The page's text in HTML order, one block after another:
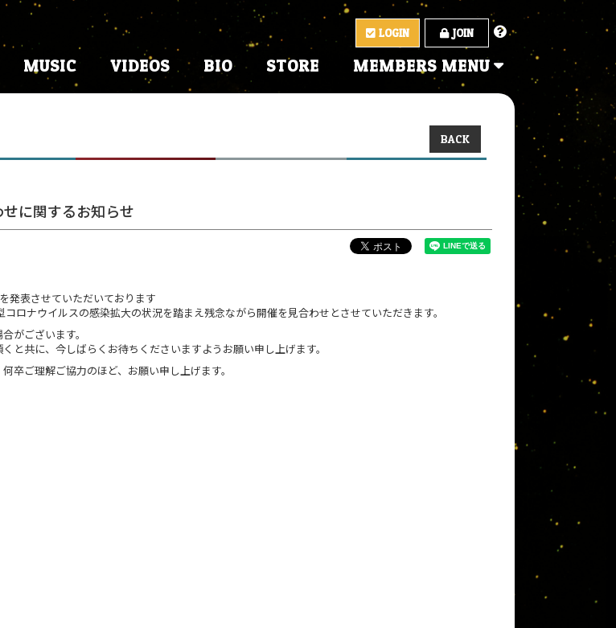
LOGIN JOIN
MUSIC VIDEOS BIO STORE MEMBERS MENU
BACK
せに関するお知らせ
発表させていただいております
ロナウイルスの感染拡大の状況を踏まえ残念ながら開催を見合わせとさせていただきます。
がございます。
と共に、今しばらくお待ちくださいますようお願い申し上げます。
卒ご理解ご協力のほど、お願い申し上げます。